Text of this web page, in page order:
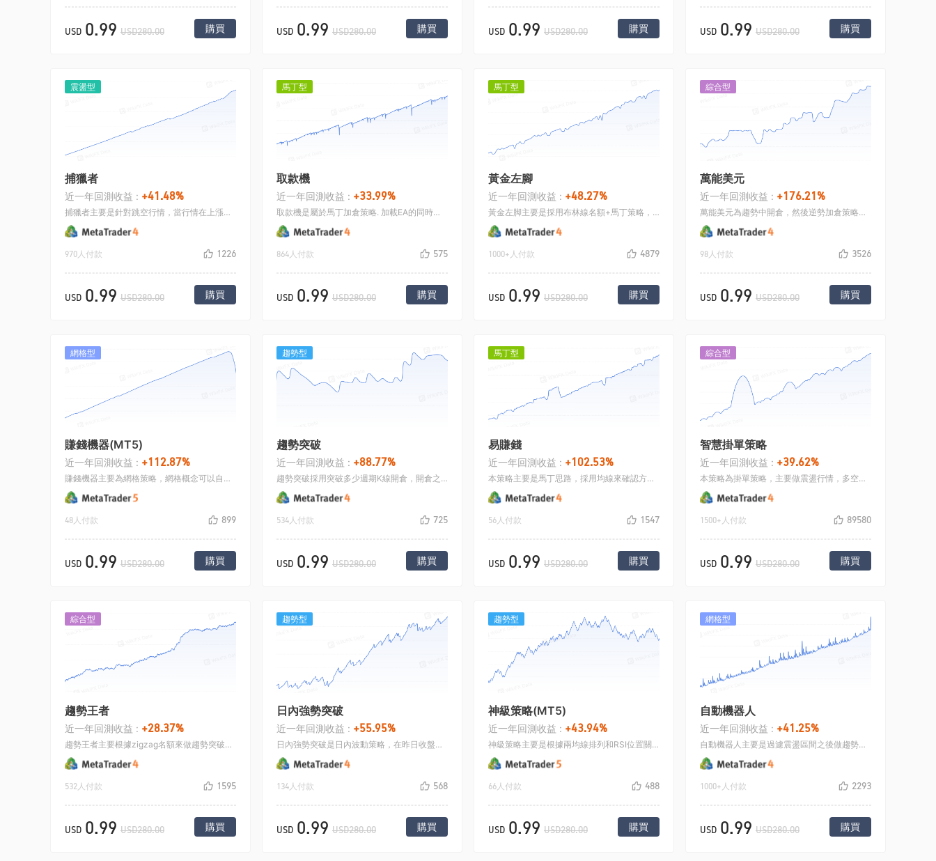
USD 0.99 USD280.00 購買 USD 0.99 USD280.00 購買 USD 0.99 USD280.00 購買 USD 0.99 USD280.00 購買
震盪型
捕獵者
近一年回測收益 : +41.48%
捕獵者主要是針對跳空行情，當行情在上漲途中忽然有一個較大的瞬間上漲，策略預判會有大行情，這時候策略會去做多，在設定一個小止盈，大止損，這樣勝率就會很高.
970人付款 1226
USD 0.99 USD280.00 購買
馬丁型
取款機
近一年回測收益 : +33.99%
取款機是屬於馬丁加倉策略. 加載EA的同時會開多空雙向，分別設定盈利，如果如果方向做反了虧損則加倍加倉，加倉之後設定一個所有同方向單子的止盈，到了平倉，然後再開這方向的單子.
864人付款 575
USD 0.99 USD280.00 購買
馬丁型
黃金左腳
近一年回測收益 : +48.27%
黃金左脚主要是採用布林線名額+馬丁策略，主要是在行情的相對高點做空，相對低點做多，虧損之後加倉，加倉之後統一止盈出場.
1000+人付款 4879
USD 0.99 USD280.00 購買
綜合型
萬能美元
近一年回測收益 : +176.21%
萬能美元為趨勢中開倉，然後逆勢加倉策略，開倉採用均線和KD共同確認，開倉之後虧損加倉，多張單子的情况下，微盈利即平倉.
98人付款 3526
USD 0.99 USD280.00 購買
網格型
賺錢機器(MT5)
近一年回測收益 : +112.87%
賺錢機器主要為網格策略，網格概念可以自行穀歌蒐索，策略開倉是兩均線死叉多，金叉做多，然後不斷的布網格子，止盈可自己設定.無止損，可根據經驗自行調節網格空間.
48人付款 899
USD 0.99 USD280.00 購買
趨勢型
趨勢突破
近一年回測收益 : +88.77%
趨勢突破採用突破多少週期K線開倉，開倉之後設定一個初始止損，採用不斷的移動止損來平倉，本策略在大趨勢行情中盈利客觀，比如道瓊指數.
534人付款 725
USD 0.99 USD280.00 購買
馬丁型
易賺錢
近一年回測收益 : +102.53%
本策略主要是馬丁思路，採用均線來確認方向. 均線向上開多，向下開空，開倉之後採用加倉加碼的管道，止盈採用統一設定止盈出場.
56人付款 1547
USD 0.99 USD280.00 購買
綜合型
智慧掛單策略
近一年回測收益 : +39.62%
本策略為掛單策略，主要做震盪行情，多空同時持倉開倉多張單子，震盪行情下，單子會來回止盈. 可以根據行情的大小設定參數.
1500+人付款 89580
USD 0.99 USD280.00 購買
綜合型
趨勢王者
近一年回測收益 : +28.37%
趨勢王者主要根據zigzag名額來做趨勢突破的行情，在名額的前高點掛多，名額的前低點掛空，預設定一個初始止損，成交後採用移動止損成交.
532人付款 1595
USD 0.99 USD280.00 購買
趨勢型
日內強勢突破
近一年回測收益 : +55.95%
日內強勢突破是日內波動策略，在昨日收盤價格之上一定的比例係數開多，在昨日收盤價格之下一定的比例係數開空，開倉之後採用移動止損平倉.
134人付款 568
USD 0.99 USD280.00 購買
趨勢型
神級策略(MT5)
近一年回測收益 : +43.94%
神級策略主要是根據兩均線排列和RSI位置關係開倉，小均線在大均線之上，並且RSI在50以下轉頭向上的時候開多，做空相反，通過止損止盈平倉.
66人付款 488
USD 0.99 USD280.00 購買
網格型
自動機器人
近一年回測收益 : +41.25%
自動機器人主要是過濾震盪區間之後做趨勢，比如黃金價格在1550和1500之間做震盪，策略會在1500做空，1550做多，虧損之後下一單加碼做單，直到盈利或者來回多次交易
1000+人付款 2293
USD 0.99 USD280.00 購買